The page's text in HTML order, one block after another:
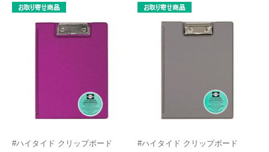
#ハイタイド クリップボード
#ハイタイド クリップボード